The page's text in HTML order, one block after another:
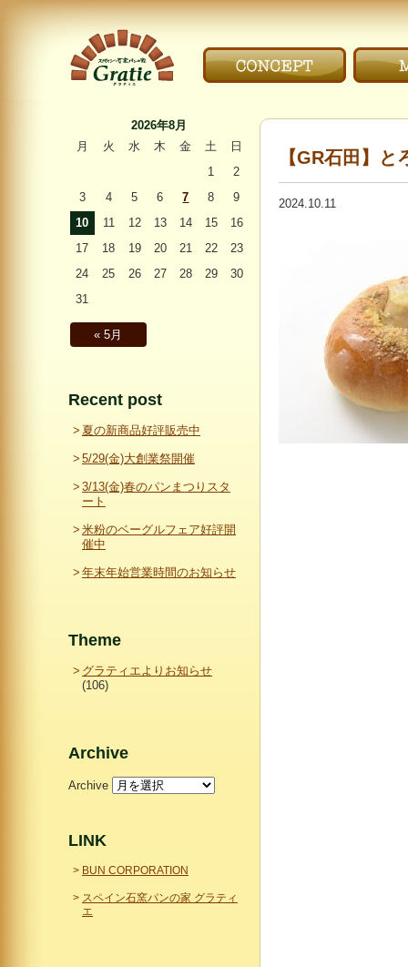
ティエ
【GR石田】
2024.10.11
2026年8月
月
火 水 木 金 土 日
« 5月
1
2
3
4 5 6 7 8
9
10
11 12 13 14 15
16
17
18 19 20 21 22
23
24
25 26 27 28 29
30
31
Recent post
夏の新商品好評販売中
5/29(金)大創業祭開催
3/13(金)春のパンまつりスタ
ート
米粉のベーグルフェア好評開
催中
年末年始営業時間のお知らせ
Theme
グラティエよりお知らせ
(106)
Archive
Archive
LINK
BUN CORPORATION
スペイン石窯パンの家 グラティ
エ